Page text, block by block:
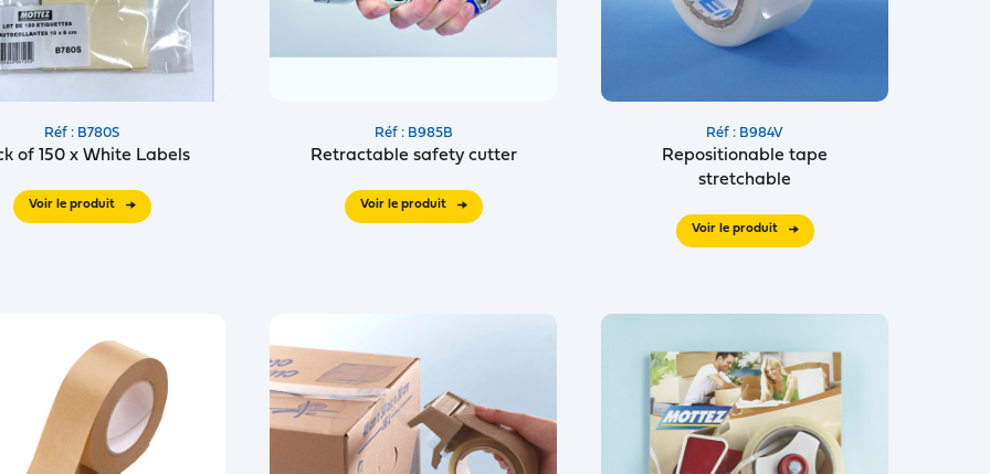
Réf : B780S
of 150 x White Labels
Voir le produit
Réf : B985B
Retractable safety cutter
Voir le produit
Réf : B984V
Repositionable tape
stretchable
Voir le produit